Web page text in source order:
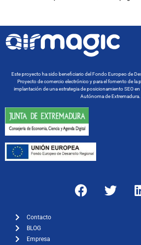
Este proyecto ha sido beneficiario del Fondo Europeo de
Proyecto de comercio electrónico y para el fomento de la
implantación de una estrategia de posicionamiento SEO
Autónoma de Extremadura.
Contacto
BLOG
Empresa